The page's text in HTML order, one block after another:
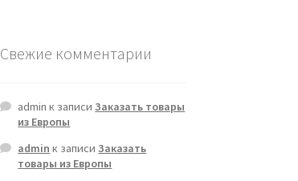
Свежие комментарии
admin к записиЗаказать товары
из Европы
admin к записиЗаказать
товары из Европы